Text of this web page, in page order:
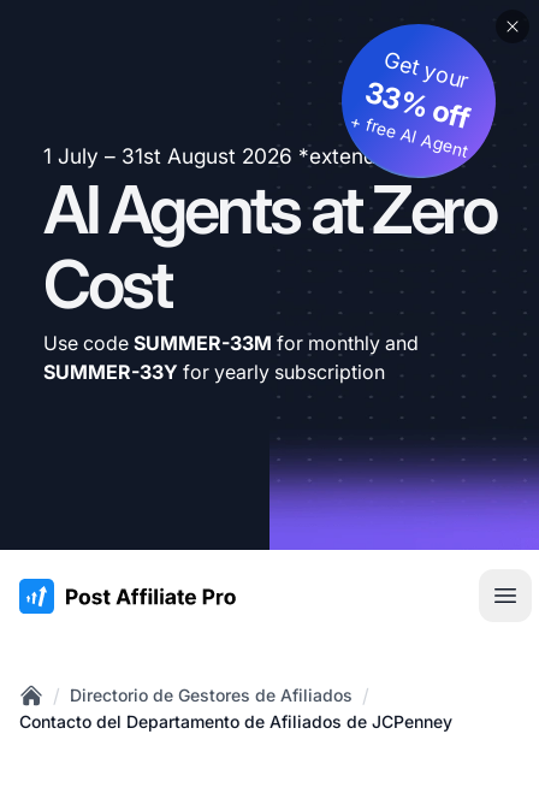
1 July – 31st August 2026 *extended
AI Agents at Zero
Cost
Get your
33% off
+ free AI Agent
Use code SUMMER-33M for monthly and
SUMMER-33Y for yearly subscription
:site.title
Home
/ Directorio de Gestores de Afiliados /
Contacto del Departamento de Afiliados de JCPenney